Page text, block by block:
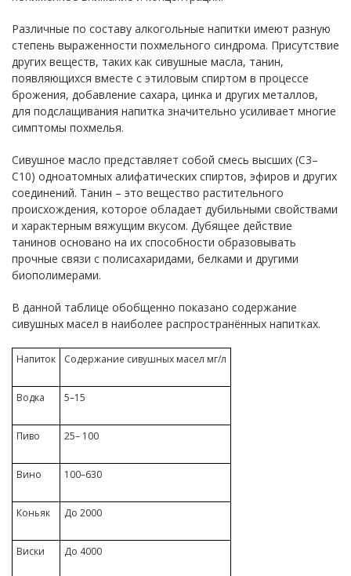
Различные по составу алкогольные напитки имеют разную
степень выраженности похмельного синдрома. Присутствие
других веществ, таких как сивушные масла, танин,
появляющихся вместе с этиловым спиртом в процессе
брожения, добавление сахара, цинка и других металлов,
для подслащивания напитка значительно усиливает многие
симптомы похмелья.
Сивушное масло представляет собой смесь высших (С3–
С10) одноатомных алифатических спиртов, эфиров и других
соединений. Танин – это вещество растительного
происхождения, которое обладает дубильными свойствами
и характерным вяжущим вкусом. Дубящее действие
танинов основано на их способности образовывать
прочные связи с полисахаридами, белками и другими
биополимерами.
В данной таблице обобщенно показано содержание
сивушных масел в наиболее распространённых напитках.
Напиток Содержание сивушных масел мг/л
Водка 5–15
Пиво 25– 100
Вино 100–630
Коньяк До 2000
Виски До 4000